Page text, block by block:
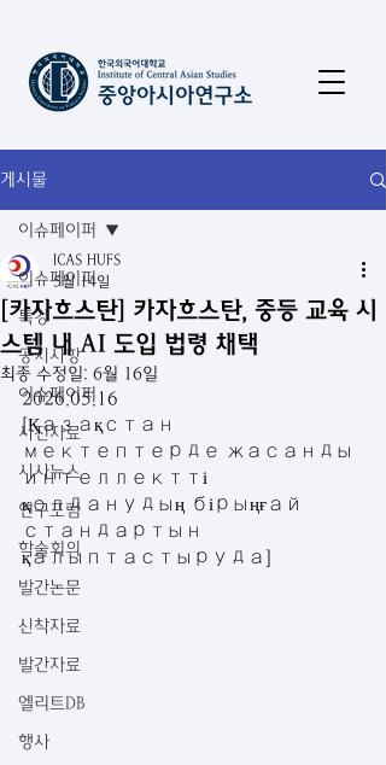
게시물
이슈페이퍼
특강
공지사항
이슈페이퍼
사진자료
시사뉴스
연구포럼
학술회의
발간논문
신착자료
발간자료
엘리트DB
행사
이슈페이퍼
[카자흐스탄] 카자흐스탄, 중등 교육 시
스템 내 AI 도입 법령 채택
ICAS HUFS
5월 14일
최종 수정일: 6월 16일
2026.05.16
[Қазақстан
мектептерде жасанды
интеллектті
қолданудың бірыңғай
стандартын
қалыптастыруда]